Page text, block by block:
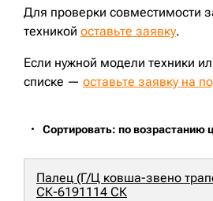
Для проверки совместимости
техникой оставьте заявку.
Если нужной модели техники
списке — оставьте заявку на
Сортировать: по возрастанию
Палец (Г/Ц ковша-звено
СК-6191114 СК